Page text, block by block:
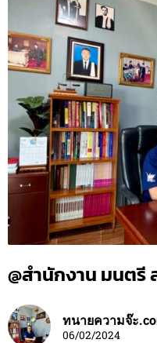
@สำนักงาน มนตรี
ทนายความจ๊ะ
06/02/2024